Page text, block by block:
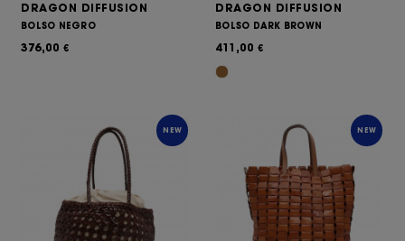
DRAGON DIFFUSION
BOLSO NEGRO
376,00 €
DRAGON DIFFUSION
BOLSO DARK BROWN
411,00 €
NEW NEW